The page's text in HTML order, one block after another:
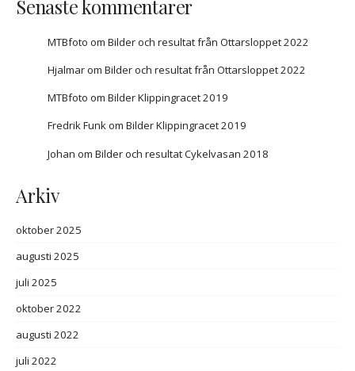
Senaste kommentarer
MTBfoto om Bilder och resultat från Ottarsloppet 2022
Hjalmarom Bilder och resultat från Ottarsloppet 2022
MTBfoto om Bilder Klippingracet 2019
Fredrik Funkom Bilder Klippingracet 2019
Johan om Bilder och resultat Cykelvasan 2018
Arkiv
oktober 2025
augusti 2025
juli 2025
oktober 2022
augusti 2022
juli 2022